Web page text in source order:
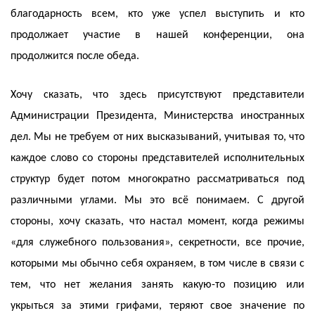
благодарность всем, кто уже успел выступить и кто
продолжает участие в нашей конференции, она
продолжится после обеда.
Хочу сказать, что здесь присутствуют представители
Администрации Президента, Министерства иностранных
дел. Мы не требуем от них высказываний, учитывая то, что
каждое слово со стороны представителей исполнительных
структур будет потом многократно рассматриваться под
различными углами. Мы это всё понимаем. С другой
стороны, хочу сказать, что настал момент, когда режимы
«для служебного пользования», секретности, все прочие,
которыми мы обычно себя охраняем, в том числе в связи с
тем, что нет желания занять какую-то позицию или
укрыться за этими грифами, теряют свое значение по